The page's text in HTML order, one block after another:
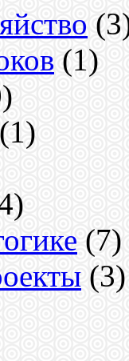
(1)
(1)
(7)
(3)